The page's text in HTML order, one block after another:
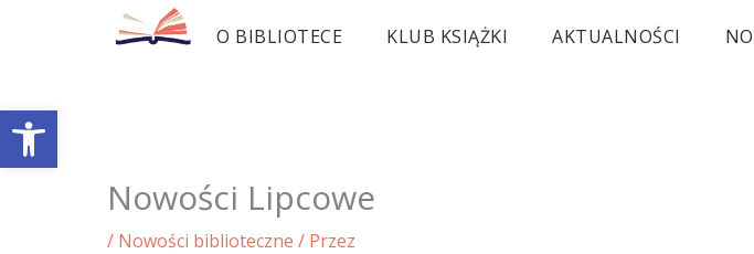
Otwórz pasek narzędzi
O BIBLIOTECE KLUB KSIĄŻKI AKTUALNOŚCI
Nowości Lipcowe
/ Nowości biblioteczne / Przez